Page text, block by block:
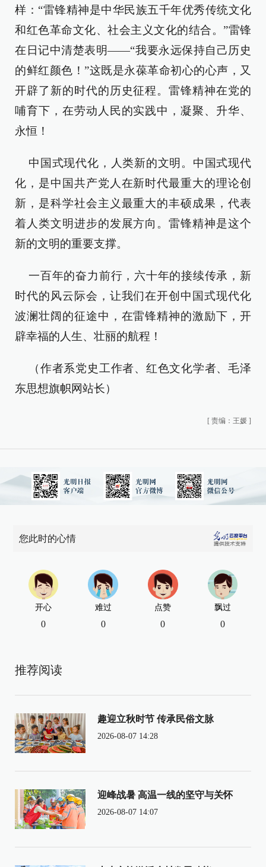
样：“雷锋精神是中华民族五千年优秀传统文化
和红色革命文化、社会主义文化的结合。”雷锋
在日记中清楚表明——“我要永远保持自己历史
的鲜红颜色！”这既是永葆革命初心的心声，又
开辟了新的时代的历史征程。雷锋精神在党的
哺育下，在劳动人民的实践中，凝聚、升华、
永恒！
中国式现代化，人类新的文明。中国式现代
化，是中国共产党人在新时代最重大的理论创
新，是科学社会主义最重大的丰硕成果，代表
着人类文明进步的发展方向。雷锋精神是这个
新的文明的重要支撑。
一百年的奋力前行，六十年的接续传承，新
时代的风云际会，让我们在开创中国式现代化
波澜壮阔的征途中，在雷锋精神的激励下，开
辟幸福的人生、壮丽的航程！
（作者系党史工作者、红色文化学者、毛泽
东思想旗帜网站长）
[ 责编：王媛 ]
您此时的心情
开心
0
难过
0
点赞
0
飘过
0
推荐阅读
趣迎立秋时节 传承民俗文脉
2026-08-07 14:28
迎峰战暑 高温一线的坚守与关怀
2026-08-07 14:07